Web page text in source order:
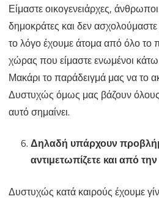
Είμαστε οικογενειάρχες,
δημοκράτες και δεν ασχολούμαστε
το λόγο έχουμε άτομα από όλο το
χώρας που είμαστε ενωμένοι
Μακάρι το παράδειγμά μας να το
Δυστυχώς όμως μας βάζουν όλους
αυτό σημαίνει.
Δηλαδή υπάρχουν
αντιμετωπίζετε και από
Δυστυχώς κατά καιρούς έχουμε